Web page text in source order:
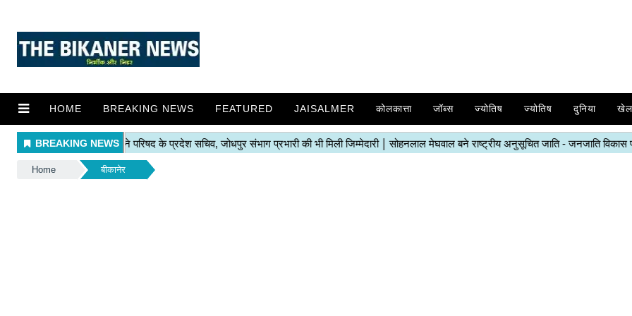
HOME BREAKING NEWS FEATURED JAISALMER कोलकात्ता जॉब्स ज्योतिष ज्योतिष दुनिया खेल
Home बीकानेर